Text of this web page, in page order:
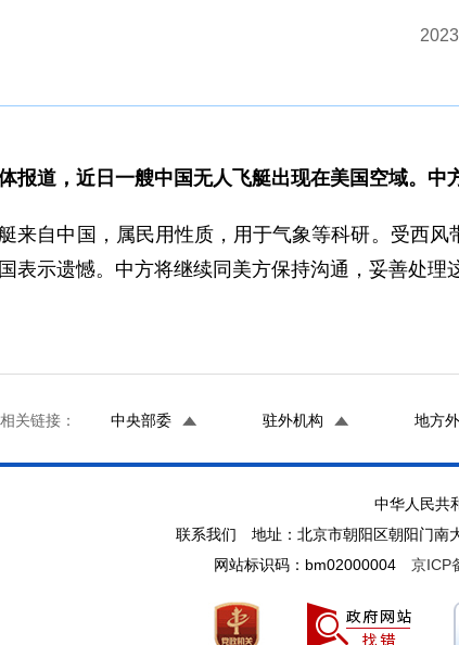
报道，近日一艘中国无人飞艇出现在美国空域。中
来自中国，属民用性质，用于气象等科研。受西
表示遗憾。中方将继续同美方保持沟通，妥善处理
相关链接： 中央部委 驻外机构 地方
中华人民共
联系我们 地址：北京市朝阳区朝阳门
网站标识码：bm02000004 京ICP